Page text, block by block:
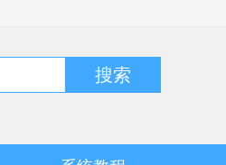
搜索